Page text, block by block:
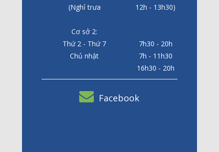
(Nghỉ trưa
12h - 13h30)
Cơ sở 2:
Thứ 2 - Thứ 7
7h30 - 20h
Chủ nhật
7h - 11h30
16h30 - 20h
Facebook